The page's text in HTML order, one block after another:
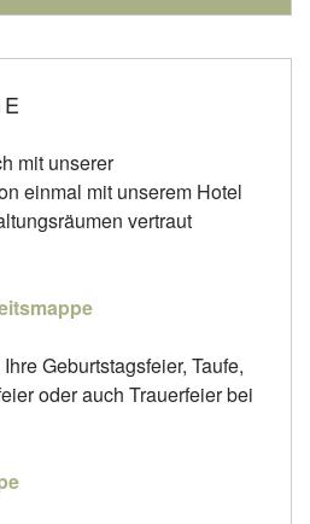
mit unserer
einmal mit unserem Hotel
vertraut
Geburtstagsfeier, Taufe,
oder auch Trauerfeier bei